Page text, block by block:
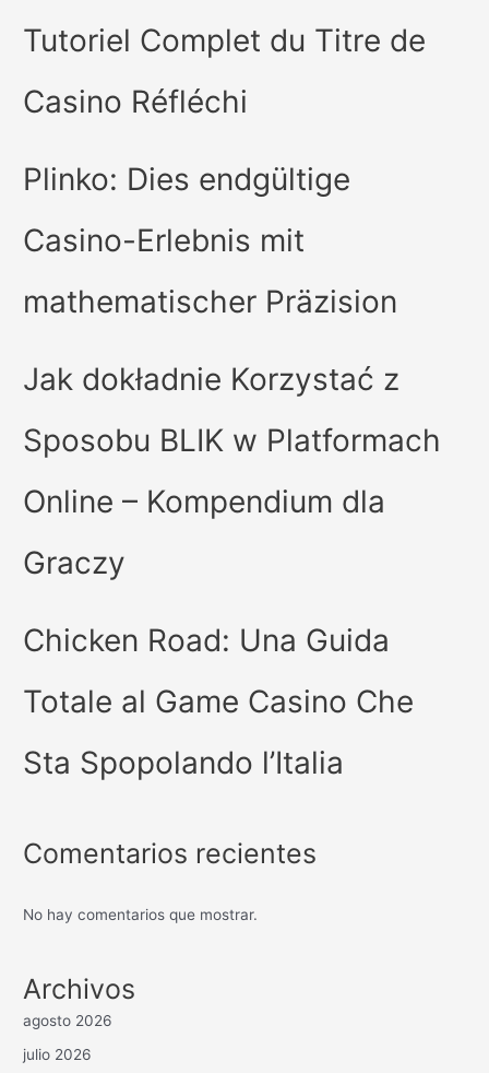
Tutoriel Complet du Titre de
Casino Réfléchi
Plinko: Dies endgültige
Casino-Erlebnis mit
mathematischer Präzision
Jak dokładnie Korzystać z
Sposobu BLIK w Platformach
Online – Kompendium dla
Graczy
Chicken Road: Una Guida
Totale al Game Casino Che
Sta Spopolando l’Italia
Comentarios recientes
No hay comentarios que mostrar.
Archivos
agosto 2026
julio 2026